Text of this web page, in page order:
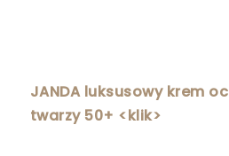
JANDA luksusowy krem
twarzy 50+ <klik>